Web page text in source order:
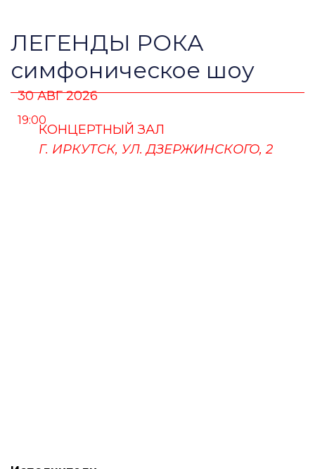
ЛЕГЕНДЫ РОКА
симфоническое шоу
30 АВГ 2026
19:00
КОНЦЕРТНЫЙ ЗАЛ
Г. ИРКУТСК, УЛ. ДЗЕРЖИНСКОГО, 2